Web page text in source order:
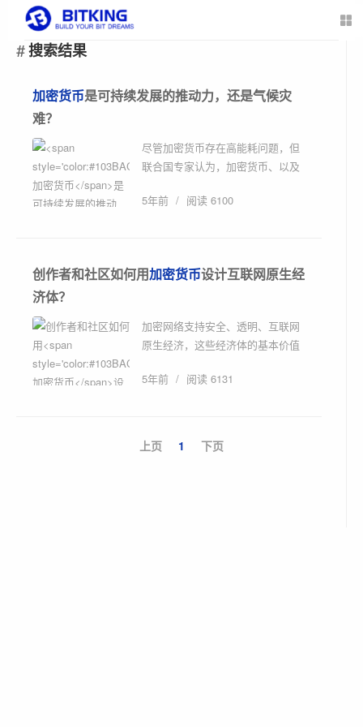
搜索结果
加密货币是可持续发展的推动力，还是气候灾
难？
尽管加密货币存在高能耗问题，但
联合国专家认为，加密货币、以及
中发挥重要作用。原文标题：《联
5年前 / 阅读 6100
创作者和社区如何用加密货币设计互联网原生经
济体？
加密网络支持安全、透明、互联网
原生经济，这些经济体的基本价值
币如何重构互联网原生经济？| 链捕
5年前 / 阅读 6131
上页 1 下页